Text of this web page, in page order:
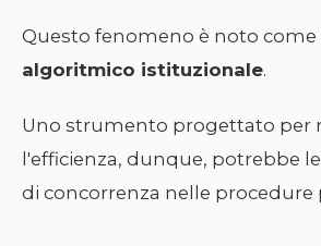
Questo fenomeno è noto come
algoritmico istituzionale.
Uno strumento progettato per
l'efficienza, dunque, potrebbe
di concorrenza nelle procedure